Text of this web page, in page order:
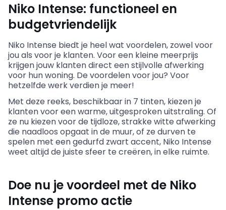
Niko Intense: functioneel en
budgetvriendelijk
Niko Intense biedt je heel wat voordelen, zowel voor
jou als voor je klanten. Voor een kleine meerprijs
krijgen jouw klanten direct een stijlvolle afwerking
voor hun woning. De voordelen voor jou? Voor
hetzelfde werk verdien je meer!
Met deze reeks, beschikbaar in 7 tinten, kiezen je
klanten voor een warme, uitgesproken uitstraling. Of
ze nu kiezen voor de tijdloze, strakke witte afwerking
die naadloos opgaat in de muur, of ze durven te
spelen met een gedurfd zwart accent, Niko Intense
weet altijd de juiste sfeer te creëren, in elke ruimte.
Doe nu je voordeel met de Niko
Intense promo actie